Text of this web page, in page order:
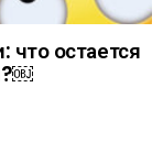
остается